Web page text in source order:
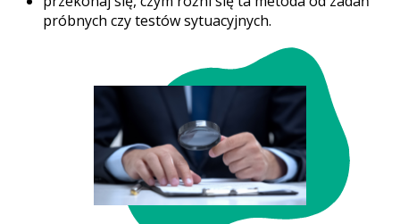
próbnych czy testów sytuacyjnych.